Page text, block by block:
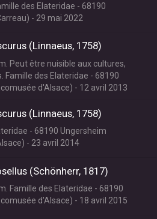
des Elateridae - 68190
- 29 mai 2022
(Linnaeus, 1758)
Peut être nuisible aux cultures,
Famille des Elateridae - 68190
d'Alsace) - 12 avril 2013
(Linnaeus, 1758)
- 68190 Ungersheim
- 23 avril 2014
(Schönherr, 1817)
Famille des Elateridae - 68190
d'Alsace) - 18 avril 2015